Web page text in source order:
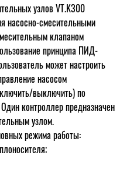
узлов VT.K300
насосно-смесительными
клапаном
принципа ПИД-
может настроить
насосом
выключить) по
контроллер предназначен
узлом.
режима работы: